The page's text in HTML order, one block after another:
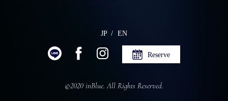
JP EN
Reserve
©2020 inBlue. All Rights Reserved.